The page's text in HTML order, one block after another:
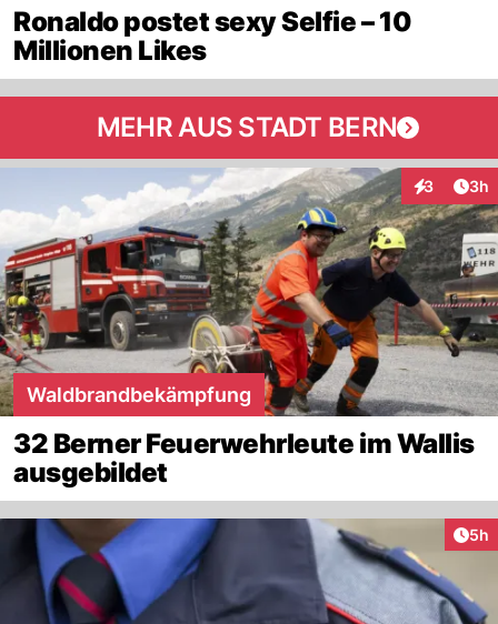
Ronaldo postet sexy Selfie – 10
Millionen Likes
MEHR AUS STADT BERN
3 3h
Waldbrandbekämpfung
32 Berner Feuerwehrleute im Wallis
ausgebildet
5h